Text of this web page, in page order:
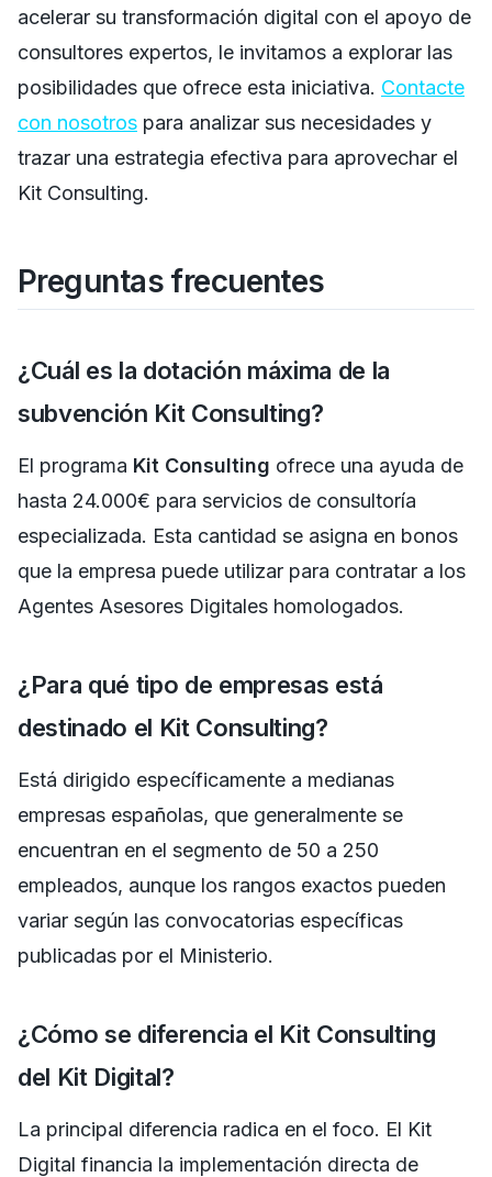
acelerar su transformación digital con el apoyo de
consultores expertos, le invitamos a explorar las
posibilidades que ofrece esta iniciativa. Contacte
con nosotros para analizar sus necesidades y
trazar una estrategia efectiva para aprovechar el
Kit Consulting.
Preguntas frecuentes
¿Cuál es la dotación máxima de la
subvención Kit Consulting?
El programa Kit Consulting ofrece una ayuda de
hasta 24.000€ para servicios de consultoría
especializada. Esta cantidad se asigna en bonos
que la empresa puede utilizar para contratar a los
Agentes Asesores Digitales homologados.
¿Para qué tipo de empresas está
destinado el Kit Consulting?
Está dirigido específicamente a medianas
empresas españolas, que generalmente se
encuentran en el segmento de 50 a 250
empleados, aunque los rangos exactos pueden
variar según las convocatorias específicas
publicadas por el Ministerio.
¿Cómo se diferencia el Kit Consulting
del Kit Digital?
La principal diferencia radica en el foco. El Kit
Digital financia la implementación directa de